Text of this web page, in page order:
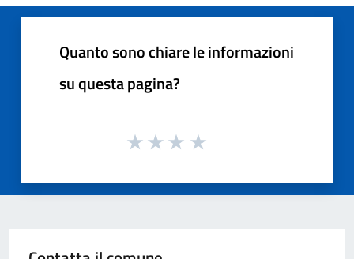
Quanto sono chiare le informazioni
su questa pagina?